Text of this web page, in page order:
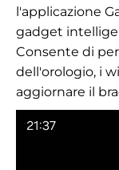
l'applicazione
gadget
Consente di
dell'orologio, i
aggiornare il